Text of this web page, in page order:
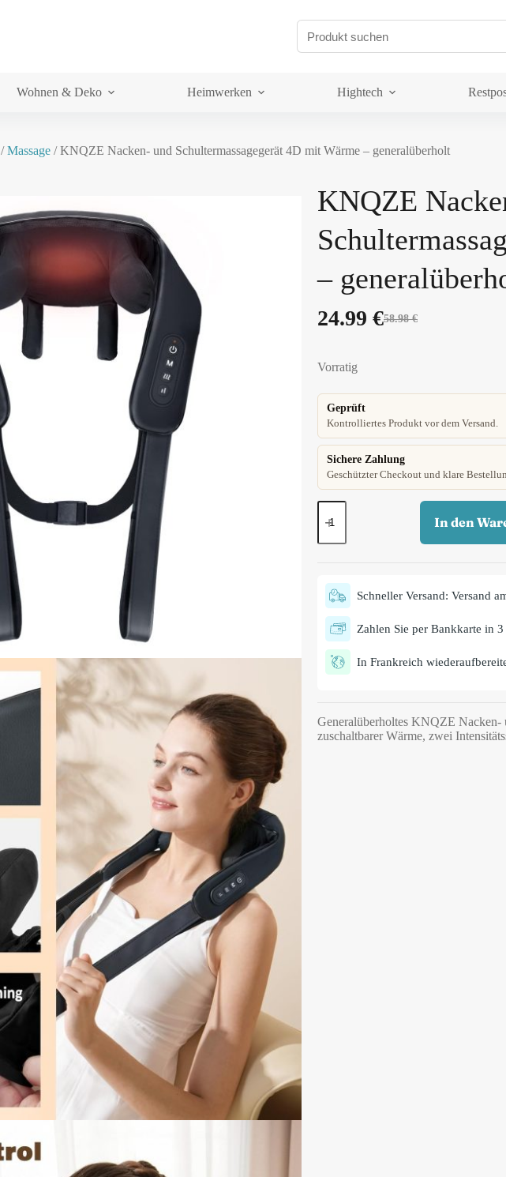
Wohnen & Deko Heimwerken Hightech
/Massage / KNQZE Nacken- und Schultermassagegerät 4D mit Wärme – generalüberholt
KNQZE
–
58.98€
24.99 €
Vorratig
Geprüft
Kontrolliertes Produkt vor dem Versand.
Sichere Zahlung
Geschützter Checkout und klare
In den
Schneller Versand: Versand
Zahlen Sie per Bankkarte in
In Frankreich
Generalüberholtes KNQZE Nacken-
zuschaltbarer Wärme, zwei